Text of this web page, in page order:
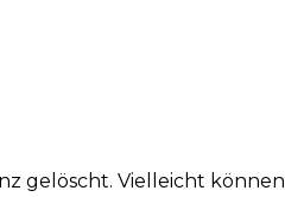
gelöscht. Vielleicht können